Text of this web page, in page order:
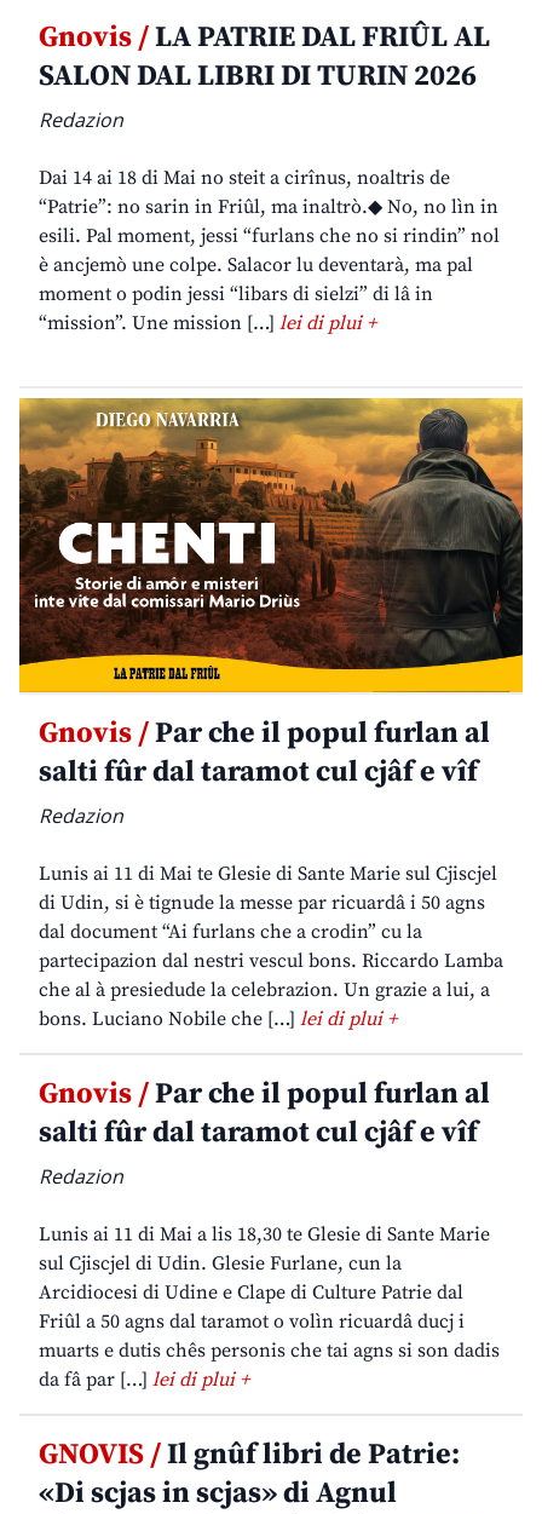
Gnovis /LA PATRIE DAL FRIÛL AL
SALON DAL LIBRI DI TURIN 2026
Redazion
Dai 14 ai 18 di Mai no steit a cirînus, noaltris de
“Patrie”: no sarin in Friûl, ma inaltrò.◆ No, no lìn in
esili. Pal moment, jessi “furlans che no si rindin” nol
è ancjemò une colpe. Salacor lu deventarà, ma pal
moment o podin jessi “libars di sielzi” di lâ in
“mission”. Une mission […] lei di plui +
Gnovis /Par che il popul furlan al
salti fûr dal taramot cul cjâf e vîf
Redazion
Lunis ai 11 di Mai te Glesie di Sante Marie sul Cjiscjel
di Udin, si è tignude la messe par ricuardâ i 50 agns
dal document “Ai furlans che a crodin” cu la
partecipazion dal nestri vescul bons. Riccardo Lamba
che al à presiedude la celebrazion. Un grazie a lui, a
bons. Luciano Nobile che […] lei di plui +
Gnovis /Par che il popul furlan al
salti fûr dal taramot cul cjâf e vîf
Redazion
Lunis ai 11 di Mai a lis 18,30 te Glesie di Sante Marie
sul Cjiscjel di Udin. Glesie Furlane, cun la
Arcidiocesi di Udine e Clape di Culture Patrie dal
Friûl a 50 agns dal taramot o volìn ricuardâ ducj i
muarts e dutis chês personis che tai agns si son dadis
da fâ par […] lei di plui +
GNOVIS /Il gnûf libri de Patrie:
«Di scjas in scjas» di Agnul